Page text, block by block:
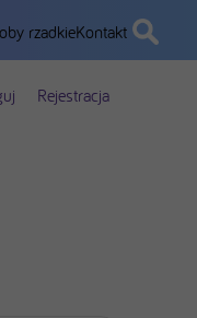
rzadkieKontakt
Rejestracja